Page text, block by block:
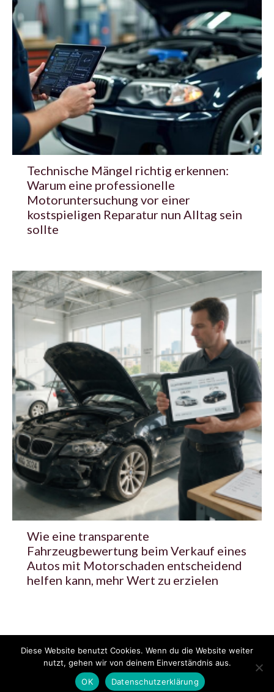
Technische Mängel richtig erkennen:
Warum eine professionelle
Motoruntersuchung vor einer
kostspieligen Reparatur nun Alltag sein
sollte
Wie eine transparente
Fahrzeugbewertung beim Verkauf eines
Autos mit Motorschaden entscheidend
helfen kann, mehr Wert zu erzielen
© 2020 - 2025 Copyright - KFZzeitung.com
Datenschutzerklärung Kontakt Impressum
Pressemitteilung veröffentlichen
Diese Website benutzt Cookies. Wenn du die Website weiter
nutzt, gehen wir von deinem Einverständnis aus.
OK
Datenschutzerklärung